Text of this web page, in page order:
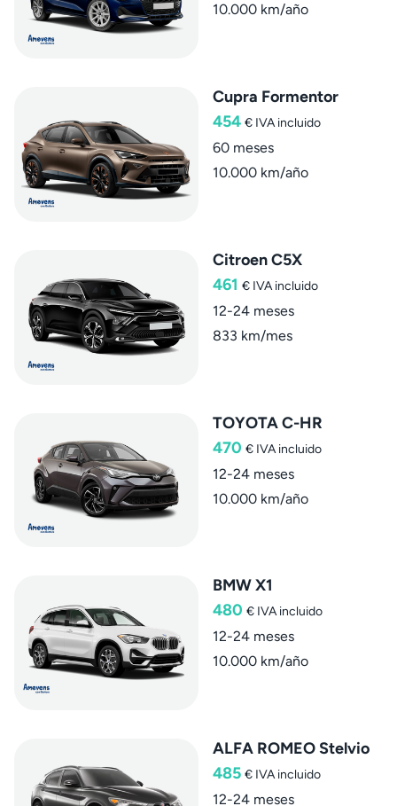
10.000 km/año
Cupra Formentor
454 € IVA incluido
60 meses
10.000 km/año
Citroen C5X
461 € IVA incluido
12-24 meses
833 km/mes
TOYOTA C-HR
470 € IVA incluido
12-24 meses
10.000 km/año
BMW X1
480 € IVA incluido
12-24 meses
10.000 km/año
ALFA ROMEO Stelvio
485 € IVA incluido
12-24 meses